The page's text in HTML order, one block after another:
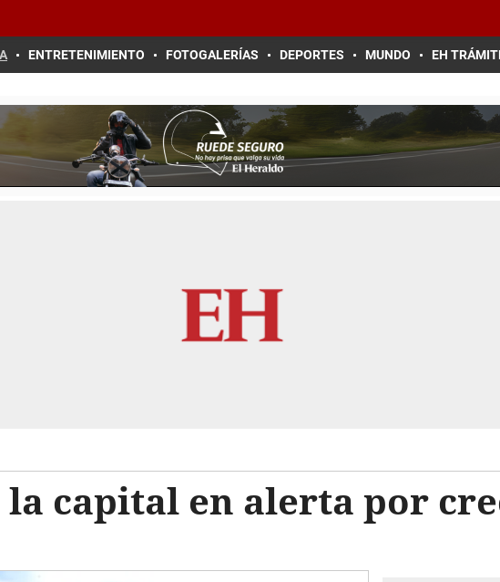
ENTRETENIMIENTO FOTOGALERÍAS DEPORTES MUNDO EH
la capital en alerta por